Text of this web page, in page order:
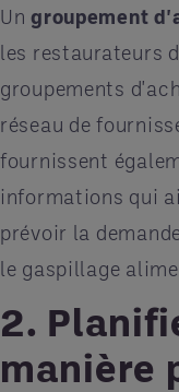
Ungroupement
les restaurateurs
groupements
réseau de
fournissent
informations qui
prévoir la
le gaspillage
2.
manière